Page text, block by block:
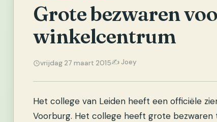
Grote bezwaren
winkelcentrum
vrijdag 27 maart 2015✍️ Joey
Het college van Leiden heeft een officiële
Voorburg. Het college heeft grote